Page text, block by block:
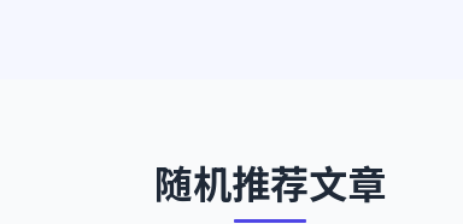
随机推荐文章